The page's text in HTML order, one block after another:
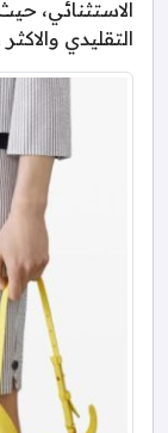
الاستثنائي،
التقليدي